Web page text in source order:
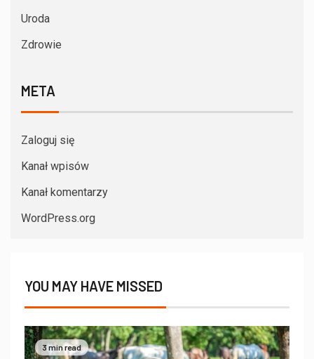
Uroda
Zdrowie
META
Zaloguj się
Kanał wpisów
Kanał komentarzy
WordPress.org
YOU MAY HAVE MISSED
3 min read